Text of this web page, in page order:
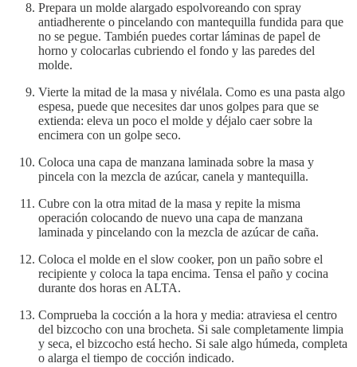
Prepara un molde alargado espolvoreando con spray
antiadherente o pincelando con mantequilla fundida para que
no se pegue. También puedes cortar láminas de papel de
horno y colocarlas cubriendo el fondo y las paredes del
molde.
Vierte la mitad de la masa y nivélala. Como es una pasta algo
espesa, puede que necesites dar unos golpes para que se
extienda: eleva un poco el molde y déjalo caer sobre la
encimera con un golpe seco.
Coloca una capa de manzana laminada sobre la masa y
pincela con la mezcla de azúcar, canela y mantequilla.
Cubre con la otra mitad de la masa y repite la misma
operación colocando de nuevo una capa de manzana
laminada y pincelando con la mezcla de azúcar de caña.
Coloca el molde en el slow cooker, pon un paño sobre el
recipiente y coloca la tapa encima. Tensa el paño y cocina
durante dos horas en ALTA.
Comprueba la cocción a la hora y media: atraviesa el centro
del bizcocho con una brocheta. Si sale completamente limpia
y seca, el bizcocho está hecho. Si sale algo húmeda, completa
o alarga el tiempo de cocción indicado.